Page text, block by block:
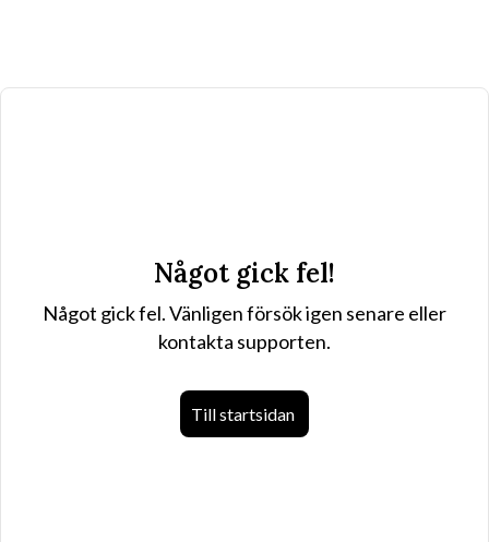
Något gick fel!
Något gick fel. Vänligen försök igen senare eller
kontakta supporten.
Till startsidan